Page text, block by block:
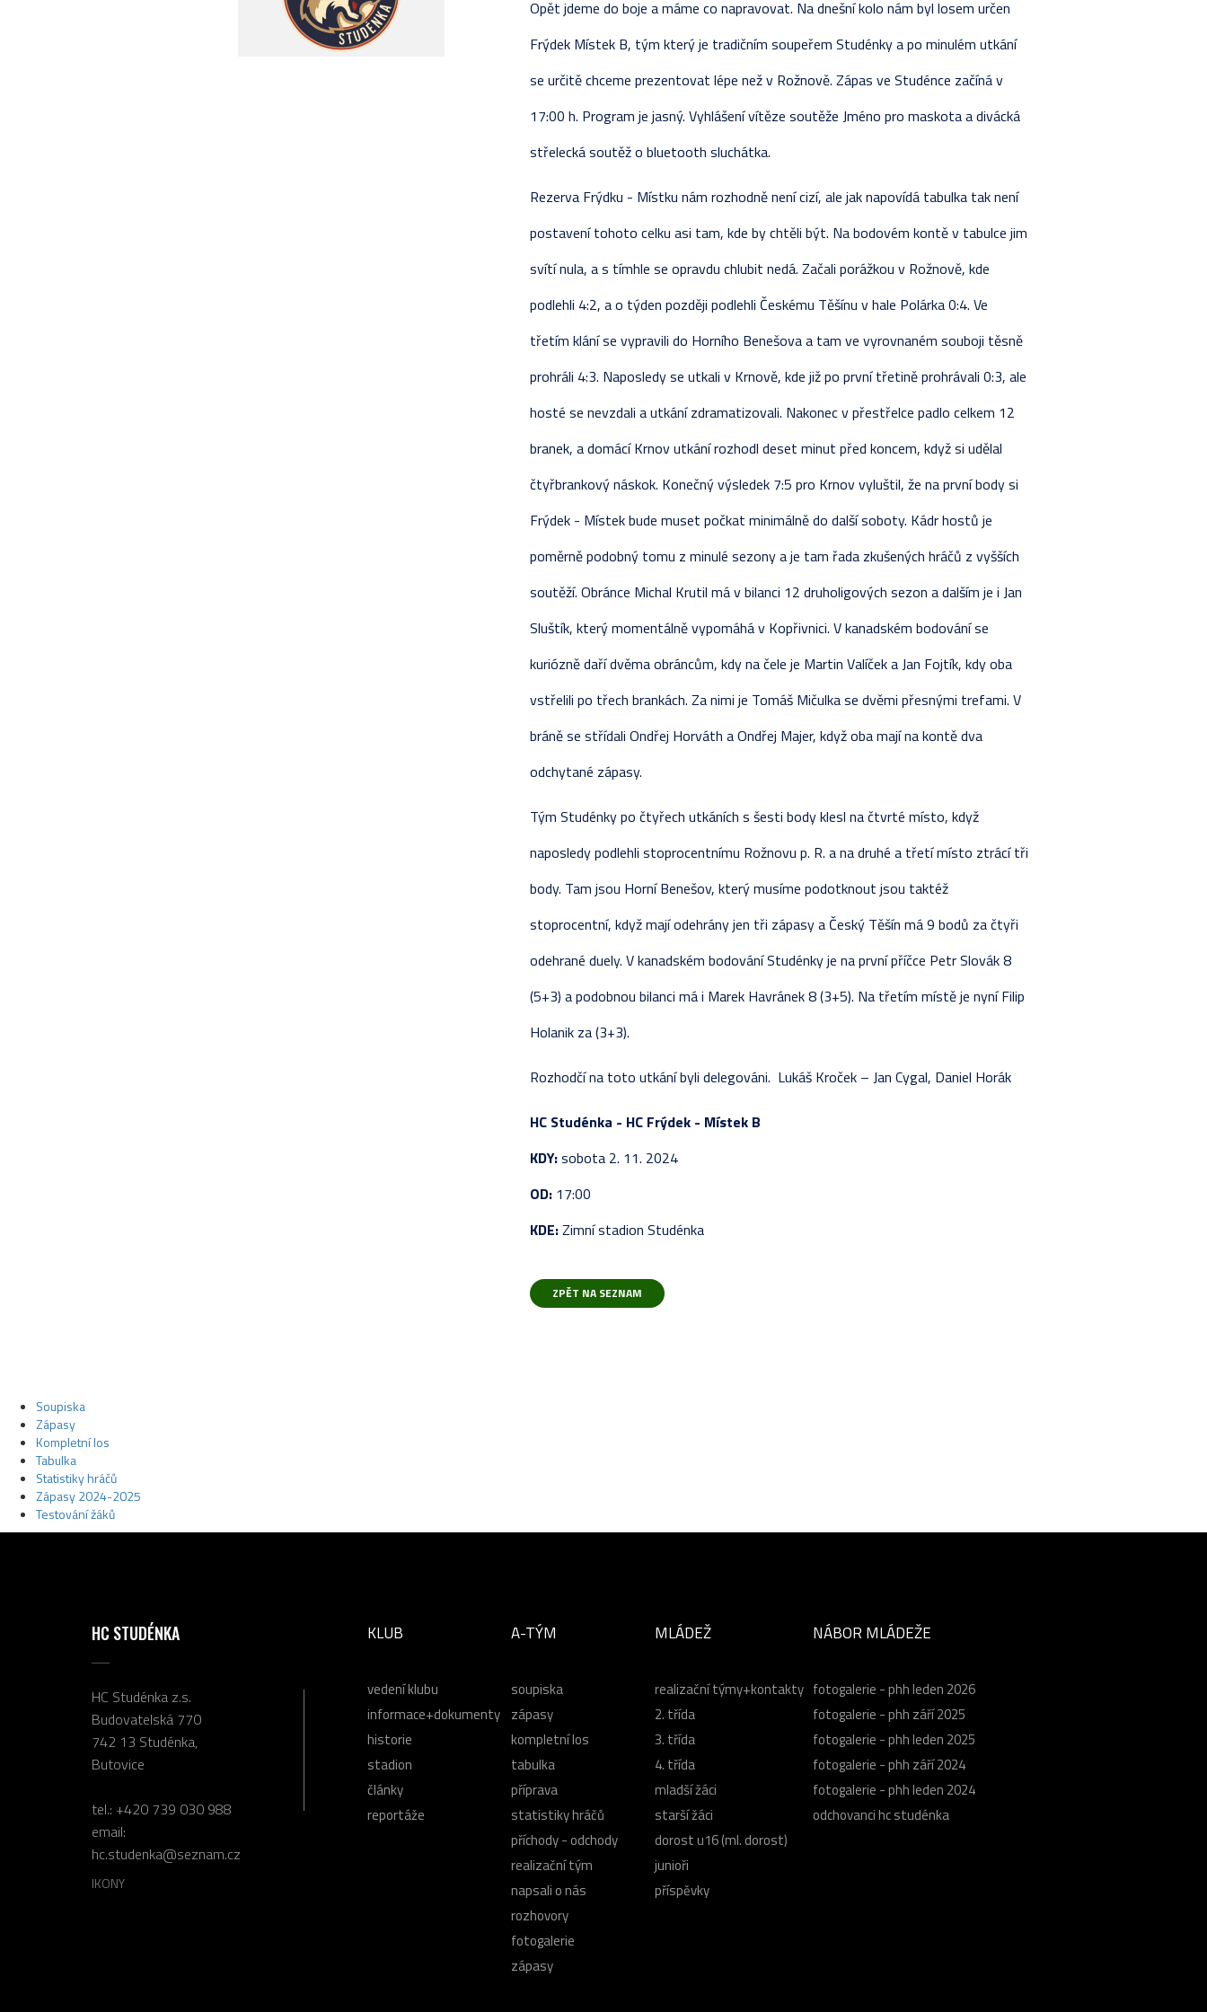
REALIZAČNÍ TÝM
NAPSALI O NÁS
STATISTIKY HRÁČŮ
TESTOVÁNÍ ŽÁKŮ
KOMPLETNÍ LOS
TABULKA
PŘÍPRAVA
ZÁPASY
JUNIOŘI
SOUPISKA
ZÁPASY
PŘÍSPĚVKY
VLADIMÍR SVAČINA
Opět jdeme do boje a máme co napravovat. Na dnešní kolo nám byl losem určen
Frýdek Místek B, tým který je tradičním soupeřem Studénky a po minulém utkání
se určitě chceme prezentovat lépe než v Rožnově. Zápas ve Studénce začíná v
17:00 h. Program je jasný. Vyhlášení vítěze soutěže Jméno pro maskota a divácká
střelecká soutěž o bluetooth sluchátka.
Rezerva Frýdku - Místku nám rozhodně není cizí, ale jak napovídá tabulka tak není
postavení tohoto celku asi tam, kde by chtěli být. Na bodovém kontě v tabulce jim
svítí nula, a s tímhle se opravdu chlubit nedá. Začali porážkou v Rožnově, kde
podlehli 4:2, a o týden později podlehli Českému Těšínu v hale Polárka 0:4. Ve
třetím klání se vypravili do Horního Benešova a tam ve vyrovnaném souboji těsně
prohráli 4:3. Naposledy se utkali v Krnově, kde již po první třetině prohrávali 0:3, ale
hosté se nevzdali a utkání zdramatizovali. Nakonec v přestřelce padlo celkem 12
branek, a domácí Krnov utkání rozhodl deset minut před koncem, když si udělal
čtyřbrankový náskok. Konečný výsledek 7:5 pro Krnov vyluštil, že na první body si
Frýdek - Místek bude muset počkat minimálně do další soboty. Kádr hostů je
poměrně podobný tomu z minulé sezony a je tam řada zkušených hráčů z vyšších
soutěží. Obránce Michal Krutil má v bilanci 12 druholigových sezon a dalším je i Jan
Sluštík, který momentálně vypomáhá v Kopřivnici. V kanadském bodování se
kuriózně daří dvěma obráncům, kdy na čele je Martin Valíček a Jan Fojtík, kdy oba
vstřelili po třech brankách. Za nimi je Tomáš Mičulka se dvěmi přesnými trefami. V
bráně se střídali Ondřej Horváth a Ondřej Majer, když oba mají na kontě dva
odchytané zápasy.
Tým Studénky po čtyřech utkáních s šesti body klesl na čtvrté místo, když
naposledy podlehli stoprocentnímu Rožnovu p. R. a na druhé a třetí místo ztrácí tři
body. Tam jsou Horní Benešov, který musíme podotknout jsou taktéž
stoprocentní, když mají odehrány jen tři zápasy a Český Těšín má 9 bodů za čtyři
odehrané duely. V kanadském bodování Studénky je na první příčce Petr Slovák 8
(5+3) a podobnou bilanci má i Marek Havránek 8 (3+5). Na třetím místě je nyní Filip
Holanik za (3+3).
Rozhodčí na toto utkání byli delegováni. Lukáš Kroček – Jan Cygal, Daniel Horák
HC Studénka - HC Frýdek - Místek B
KDY:sobota 2. 11. 2024
OD: 17:00
KDE:Zimní stadion Studénka
Soupiska
Zápasy
Kompletní los
Tabulka
Statistiky hráčů
Zápasy 2024-2025
Testování žáků
HC STUDÉNKA
HC Studénka z.s.
Budovatelská 770
742 13 Studénka,
Butovice
tel.: +420 739 030 988
email:
hc.studenka@seznam.cz
IKONY
KLUB
vedení klubu
informace+dokumenty
historie
stadion
články
reportáže
A-TÝM
soupiska
zápasy
kompletní los
tabulka
příprava
statistiky hráčů
příchody - odchody
realizační tým
napsali o nás
rozhovory
fotogalerie
zápasy
MLÁDEŽ
realizační týmy+kontakty
2. třída
3. třída
4. třída
mladší žáci
starší žáci
dorost u16 (ml. dorost)
junioři
příspěvky
NÁBOR MLÁDEŽE
fotogalerie - phh leden 2026
fotogalerie - phh září 2025
fotogalerie - phh leden 2025
fotogalerie - phh září 2024
fotogalerie - phh leden 2024
odchovanci hc studénka